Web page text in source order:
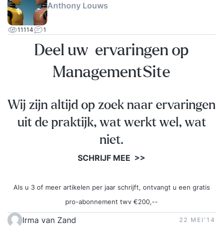
Anthony Louws
11114 1
Deel uw ervaringen op
ManagementSite
Wij zijn altijd op zoek naar ervaringen
uit de praktijk, wat werkt wel, wat
niet.
SCHRIJF MEE >>
Als u 3 of meer artikelen per jaar schrijft, ontvangt u een gratis
pro-abonnement twv €200,--
Irma van Zand 22 MEI‘14